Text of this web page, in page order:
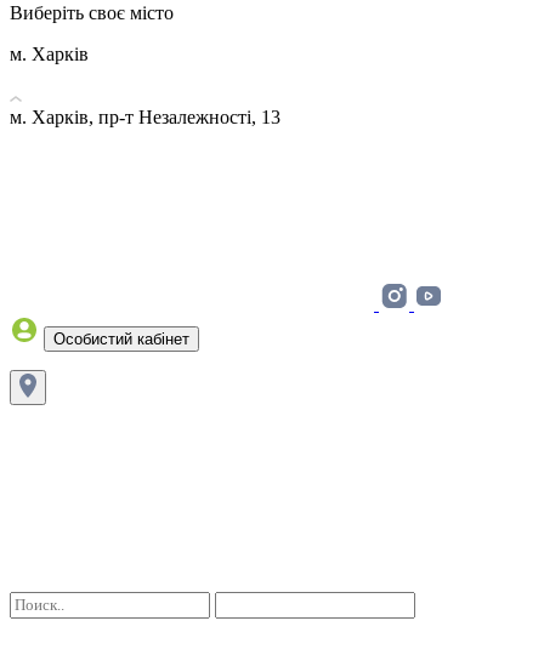
Виберіть своє місто
м. Харків
м. Харків, пр-т Незалежності, 13
Особистий кабінет